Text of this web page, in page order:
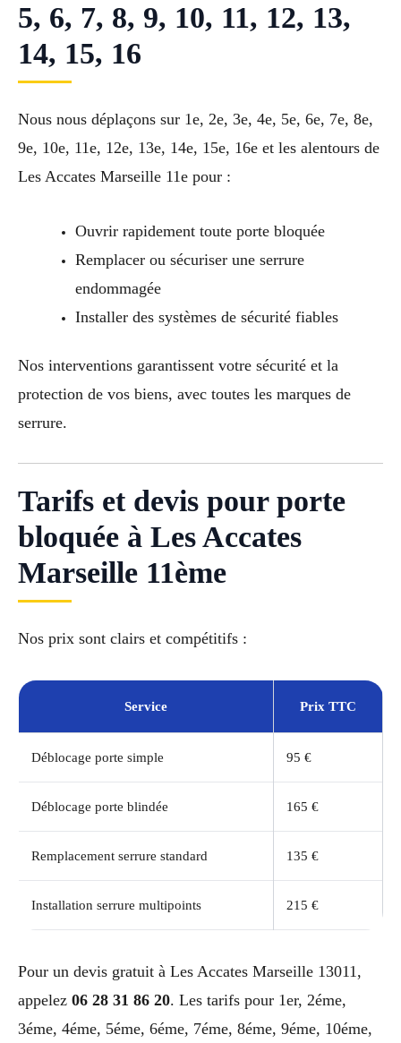
5, 6, 7, 8, 9, 10, 11, 12, 13,
14, 15, 16
Nous nous déplaçons sur 1e, 2e, 3e, 4e, 5e, 6e, 7e, 8e,
9e, 10e, 11e, 12e, 13e, 14e, 15e, 16e et les alentours de
Les Accates Marseille 11e pour :
Ouvrir rapidement toute porte bloquée
Remplacer ou sécuriser une serrure
endommagée
Installer des systèmes de sécurité fiables
Nos interventions garantissent votre sécurité et la
protection de vos biens, avec toutes les marques de
serrure.
Tarifs et devis pour porte
bloquée à Les Accates
Marseille 11ème
Nos prix sont clairs et compétitifs :
Service Prix TTC
Déblocage porte simple 95 €
Déblocage porte blindée 165 €
Remplacement serrure standard 135 €
Installation serrure multipoints 215 €
Pour un devis gratuit à Les Accates Marseille 13011,
appelez 06 28 31 86 20. Les tarifs pour 1er, 2éme,
3éme, 4éme, 5éme, 6éme, 7éme, 8éme, 9éme, 10éme,